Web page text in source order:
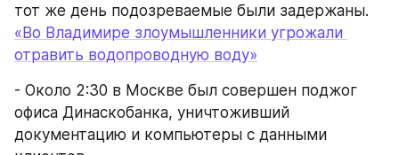
тот же день подозреваемые были задержаны.
«Во Владимире злоумышленники угрожали
отравить водопроводную воду»
- Около 2:30 в Москве был совершен поджог
офиса Динаскобанка, уничтоживший
документацию и компьютеры с данными